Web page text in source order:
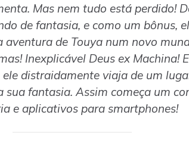
Mas nem tudo está perdido!
de fantasia, e como um bônus,
aventura de Touya num novo
Inexplicável Deus ex Machina!
distraidamente viaja de um
fantasia. Assim começa um
e aplicativos para smartphones!